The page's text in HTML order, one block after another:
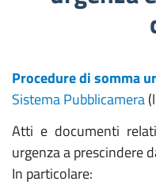
Procedure di somma
Sistema Pubblicamera
Atti e documenti
urgenza a prescindere
In particolare: